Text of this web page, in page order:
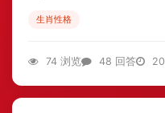
生肖性格
74 浏览 48 回答